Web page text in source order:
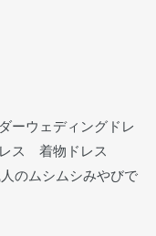
ウェディングドレ
ス 着物ドレス
のムシムシみやびで